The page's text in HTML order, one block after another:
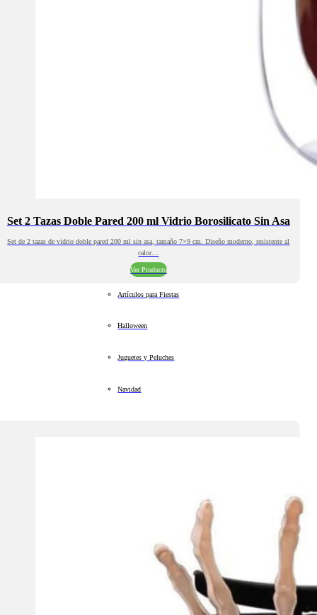
Set 2 Tazas Doble Pared 200 ml Vidrio Borosilicato Sin Asa
Set de 2 tazas de vidrio doble pared 200 ml sin asa, tamaño 7×9 cm. Diseño moderno, resistente al
calor…
Ver Producto
Artículos para Fiestas
Halloween
Juguetes y Peluches
Navidad